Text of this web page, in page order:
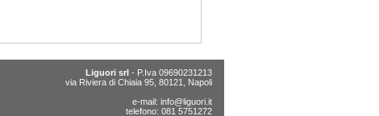
Liguori srl - P.Iva 09690231213
via Riviera di Chiaia 95, 80121, Napoli
e-mail: info@liguori.it
telefono: 081 5751272